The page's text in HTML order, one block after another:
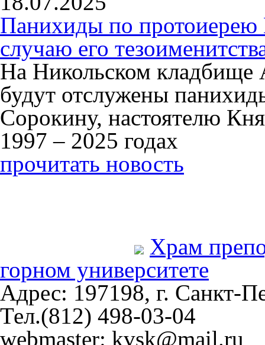
Панихиды по
случаю его
На Никольском кладбище
будут отслужены
Сорокину, настоятелю
1997 – 2025 годах
прочитать новость
Храм
горном университете
Адрес: 197198, г. Санкт-
Тел.(812) 498-03-04
webmaster: kvsk@mail.ru